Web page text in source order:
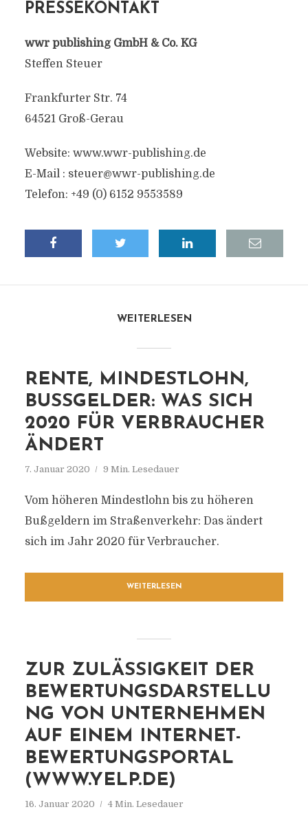
PRESSEKONTAKT
wwr publishing GmbH & Co. KG
Steffen Steuer
Frankfurter Str. 74
64521 Groß-Gerau
Website: www.wwr-publishing.de
E-Mail : steuer@wwr-publishing.de
Telefon: +49 (0) 6152 9553589
WEITERLESEN
RENTE, MINDESTLOHN,
BUSSGELDER: WAS SICH 2
020 FÜR VERBRAUCHER Ä
NDERT
7. Januar 2020 9 Min. Lesedauer
Vom höheren Mindestlohn bis zu höheren
Bußgeldern im Straßenverkehr: Das ändert
sich im Jahr 2020 für Verbraucher.
WEITERLESEN
ZUR ZULÄSSIGKEIT DER
BEWERTUNGSDARSTELLU
NG VON UNTERNEHMEN
AUF EINEM INTERNET-
BEWERTUNGSPORTAL
(WWW.YELP.DE)
16. Januar 2020 4 Min. Lesedauer